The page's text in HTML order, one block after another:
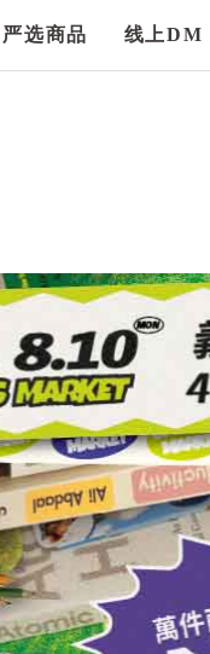
严选商品 线上DM